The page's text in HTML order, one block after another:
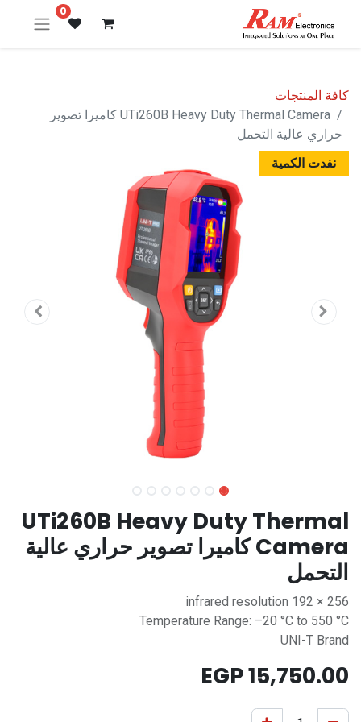
0
كافة المنتجات
UTi260B Heavy Duty Thermal Camera كاميرا تصوير
حراري عالية التحمل
نفدت الكمية
UTi260B Heavy Duty Thermal
Camera كاميرا تصوير حراري عالية
التحمل
256 × 192 infrared resolution
Temperature Range: –20 °C to 550 °C
UNI-T Brand
15,750.00